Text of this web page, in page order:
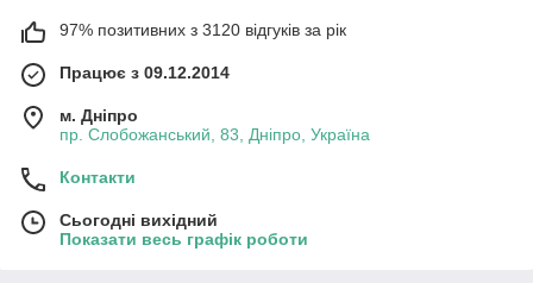
97% позитивних з 3120 відгуків за рік
Працює з 09.12.2014
м. Дніпро
пр. Слобожанський, 83, Дніпро, Україна
Контакти
Сьогодні вихідний
Показати весь графік роботи